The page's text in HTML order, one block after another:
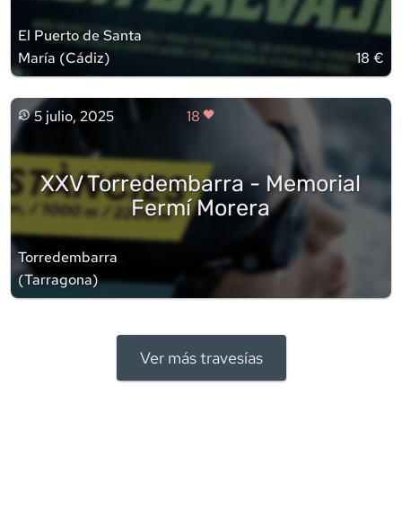
El Puerto de Santa
María (Cádiz) 18 €
5 julio, 2025 18
XXV Torredembarra - Memorial
Fermí Morera
Torredembarra
(Tarragona)
Ver más travesías